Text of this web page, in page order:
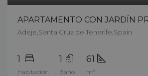
Adeje,Santa Cruz de Tenerife,Spain
1
Habitación
1
Baño
61
m²